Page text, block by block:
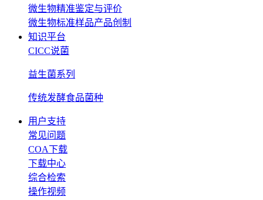
微生物精准鉴定与评价
微生物标准样品产品创制
知识平台
CICC说菌
益生菌系列
传统发酵食品菌种
用户支持
常见问题
COA下载
下载中心
综合检索
操作视频